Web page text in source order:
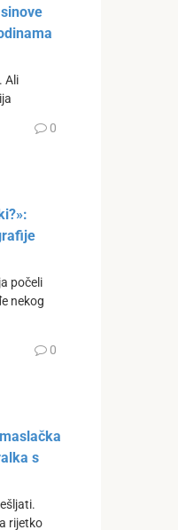
Ali
0
počeli
nekog
0
s
rijetko